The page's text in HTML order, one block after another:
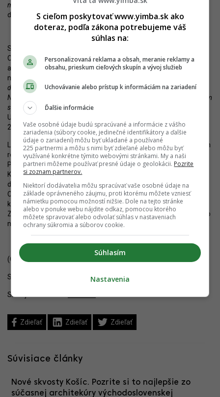
magistrátom mesta Košice a mestskou časťou Košice-Juh,“
developer.
Spoločnosť nedávno ohlásila ďalší pokrok v príprave zámeru.
Cresco Real Estate pokračuje dôležitým míľnikom –
archeologickým prieskumom, prekládkou inžinierskych sietí a
následne výstavbou hlavného objektu.
dlhoročného zámeru výstavby v lokalite križovatky ulíc Južná trieda a
Námestie osloboditeľov už tento týždeň pribudne oplotenie za účelom
spustenia spomínaných prác na pozemku,“
Ukončenie samotnej výstavby je v súčasnosti plánované na rok
2028, predaj bytov a apartmánov by sa mal spustiť už túto jeseň.
Lokalita, v ktorej má byť polyfunkčný objekt v horizonte niekoľkých
rokov vybudovaný, si jednoznačne zaslúži plnohodnotné využitie.
Pozemky totiž dlhodobo slúžili len ako priestranstvo, ktorým si
Košičania skracujú cestu. Súčasťou projektu má byť podľa slov
developera tiež nová svetelná signalizácia, čím sa podľa Cyrila
Chovana, projektového manažéra Cresco Real Estate, zníži riziko
kolízií pri pripájaní áut prichádzajúcich na túto dopravnú tepnu.
Zámer tak prinesie všetranné zlepšenie v susedstve významného
námestia.
(Cresco Real Estate, EIA, YIM.BA)
Sledujte YIM.BA na Instagrame.
Sledujte YIM.BA na
Zdieľať Zdieľať Zdieľať
Súvisiace články
Nové skvosty Košíc. Pozrite si to najlepšie zo
súčasnej architekúry východoslovenskej
S cieľom poskytovať www.yimba.sk ako
doteraz, podľa zákona potrebujeme váš
súhlas na:
Personalizovaná reklama a obsah, meranie reklamy a
obsahu, prieskum cieľových skupín a vývoj služieb
Uchovávanie alebo prístup k informáciám na zariadení
Ďalšie informácie
Vaše osobné údaje budú spracúvané a informácie z vášho
zariadenia (súbory cookie, jedinečné identifikátory a ďalšie
údaje o zariadení) môžu byť ukladané a používané
225 partnermi a môžu s nimi byť zdieľané alebo môžu byť
využívané konkrétne týmito webovými stránkami. My a naši
partneri môžeme používať presné údaje o geolokácii. Pozrite
si zoznam partnerov.
Niektorí dodávatelia môžu spracúvať vaše osobné údaje na
základe oprávneného záujmu, proti ktorému môžete vzniesť
námietku pomocou možností nižšie. Dole na tejto stránke
alebo v ponuke webu nájdite odkaz, pomocou ktorého
môžete spravovať alebo odvolať súhlas v nastaveniach
ochrany súkromia a súborov cookie.
Súhlasím
Nastavenia